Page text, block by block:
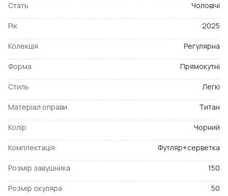
Стать Чоловічі
Рік 2025
Колекція Регулярна
Форма Прямокутні
Стиль Легкі
Матеріал оправи Титан
Колір Чорний
Комплектація Футляр+серветка
Розмір завушника 150
Розмір окуляра 50